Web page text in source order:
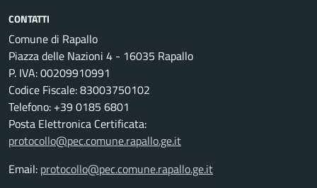
CONTATTI
Comune di Rapallo
Piazza delle Nazioni 4 - 16035 Rapallo
P. IVA: 00209910991
Codice Fiscale: 83003750102
Telefono: +39 0185 6801
Posta Elettronica Certificata:
protocollo@pec.comune.rapallo.ge.it
Email: protocollo@pec.comune.rapallo.ge.it